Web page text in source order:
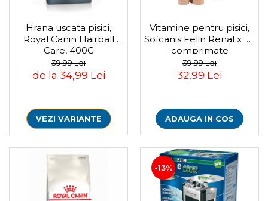
Hrana uscata pisici,
Royal Canin Hairball
Care, 400G
39,99 Lei
de la 34,99 Lei
VEZI VARIANTE
Vitamine pentru pisici,
Sofcanis Felin Renal x 50
comprimate
39,99 Lei
32,99 Lei
ADAUGA IN COS
-13%